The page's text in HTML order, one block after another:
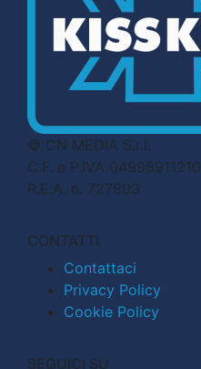
© CN MEDIA S.r.l.
C.F. e P.IVA 04998911210
R.E.A. n. 727803
CONTATTI
Contattaci
Privacy Policy
Cookie Policy
SEGUICI SU